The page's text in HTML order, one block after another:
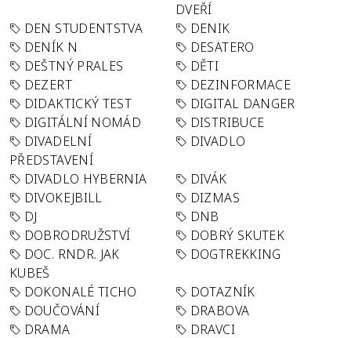
DVEŘÍ
DEN STUDENTSTVA
DENIK
DENÍK N
DESATERO
DEŠTNÝ PRALES
DĚTI
DEZERT
DEZINFORMACE
DIDAKTICKÝ TEST
DIGITAL DANGER
DIGITÁLNÍ NOMÁD
DISTRIBUCE
DIVADELNÍ
PŘEDSTAVENÍ
DIVADLO
DIVADLO HYBERNIA
DIVÁK
DIVOKEJBILL
DIZMAS
DJ
DNB
DOBRODRUŽSTVÍ
DOBRÝ SKUTEK
DOC. RNDR. JAK
KUBEŠ
DOGTREKKING
DOKONALÉ TICHO
DOTAZNÍK
DOUČOVÁNÍ
DRABOVA
DRAMA
DRAVCI